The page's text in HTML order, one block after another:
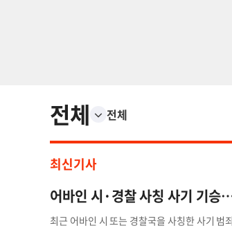
전체 전체
최신기사
어바인 시·경찰 사칭 사기 기
최근 어바인 시 또는 경찰국을 사칭한 사기